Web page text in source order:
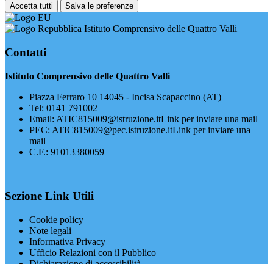
Accetta tutti Salva le preferenze
Istituto Comprensivo delle Quattro Valli
Contatti
Istituto Comprensivo delle Quattro Valli
Piazza Ferraro 10 14045 - Incisa Scapaccino (AT)
Tel: 0141 791002
Email: ATIC815009@istruzione.itLink per inviare una mail
PEC: ATIC815009@pec.istruzione.itLink per inviare una
mail
C.F.: 91013380059
Sezione Link Utili
Cookie policy
Note legali
Informativa Privacy
Ufficio Relazioni con il Pubblico